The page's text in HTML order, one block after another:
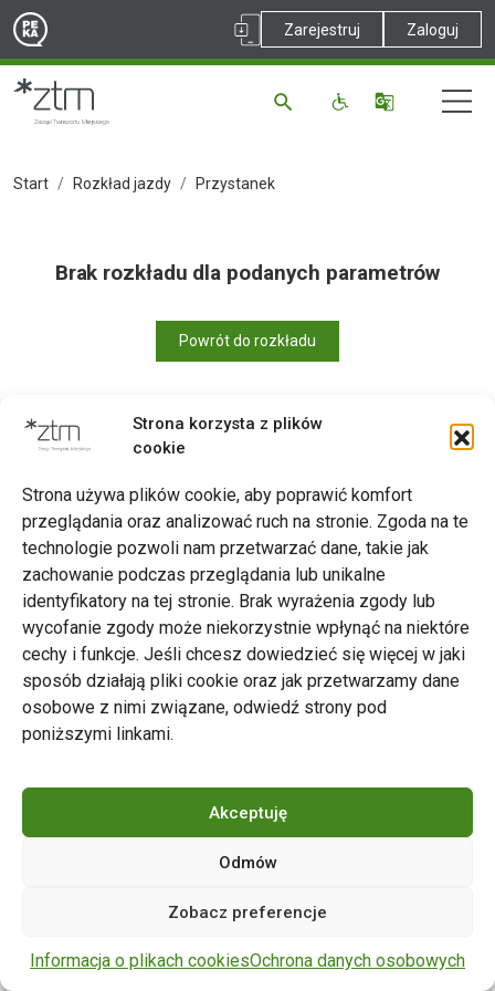
Strona korzysta z plików
cookie
Strona używa plików cookie, aby poprawić komfort
przeglądania oraz analizować ruch na stronie. Zgoda na te
technologie pozwoli nam przetwarzać dane, takie jak
zachowanie podczas przeglądania lub unikalne
identyfikatory na tej stronie. Brak wyrażenia zgody lub
wycofanie zgody może niekorzystnie wpłynąć na niektóre
cechy i funkcje. Jeśli chcesz dowiedzieć się więcej w jaki
sposób działają pliki cookie oraz jak przetwarzamy dane
osobowe z nimi związane, odwiedź strony pod
poniższymi linkami.
Akceptuję
Odmów
Zobacz preferencje
Informacja o plikach cookiesOchrona danych osobowych
Zarejestruj Zaloguj
Start Rozkład jazdy Przystanek
Brak rozkładu dla podanych parametrów
Powrót do rozkładu
Zarząd Transportu Miejskiego w Poznaniu
Napisz do nas
tel. 61 646 33 44
ul. Matejki 59, 60-770 Poznań
zastrzeżone.